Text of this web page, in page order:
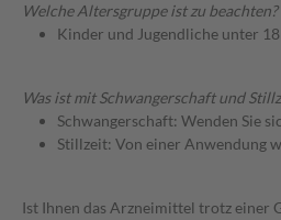
Welche Altersgruppe ist zu beachten?
Kinder und Jugendliche unter
Was ist mit Schwangerschaft und
Schwangerschaft: Wenden Sie
Stillzeit: Von einer Anwendung
Ist Ihnen das Arzneimittel trotz einer